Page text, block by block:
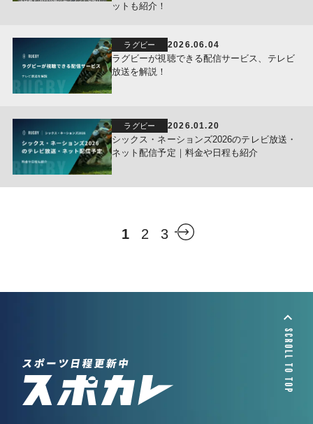
ットも紹介！
ラグビー 2026.06.04
ラグビーが視聴できる配信サービス、テレビ
放送を解説！
ラグビー 2026.01.20
シックス・ネーションズ2026のテレビ放送・
ネット配信予定｜料金や日程も紹介
1 2 3